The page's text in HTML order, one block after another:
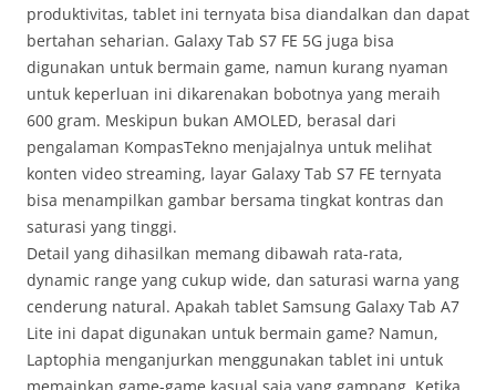
produktivitas, tablet ini ternyata bisa diandalkan dan dapat
bertahan seharian. Galaxy Tab S7 FE 5G juga bisa
digunakan untuk bermain game, namun kurang nyaman
untuk keperluan ini dikarenakan bobotnya yang meraih
600 gram. Meskipun bukan AMOLED, berasal dari
pengalaman KompasTekno menjajalnya untuk melihat
konten video streaming, layar Galaxy Tab S7 FE ternyata
bisa menampilkan gambar bersama tingkat kontras dan
saturasi yang tinggi.
Detail yang dihasilkan memang dibawah rata-rata,
dynamic range yang cukup wide, dan saturasi warna yang
cenderung natural. Apakah tablet Samsung Galaxy Tab A7
Lite ini dapat digunakan untuk bermain game? Namun,
Laptophia menganjurkan menggunakan tablet ini untuk